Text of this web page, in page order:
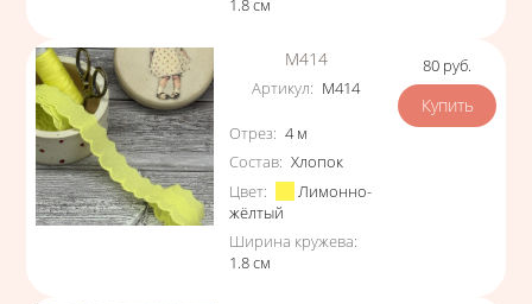
М414
Артикул: М414
Характеристики
Отрез: 4 м
Состав: Хлопок
Цвет:
Лимонно-
жёлтый
Ширина кружева:
1.8см
Цена
80 руб.